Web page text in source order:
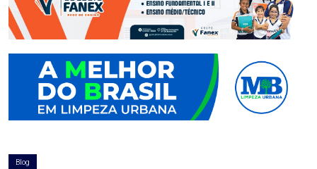
AÇÃO
SOCIAL
ADMINISTRAÇÃO
AGOSTO
Blog